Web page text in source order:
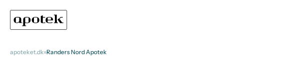
apoteket.dk Randers Nord Apotek